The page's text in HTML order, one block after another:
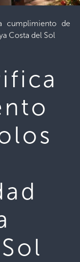
cumplimiento de
Costa del Sol